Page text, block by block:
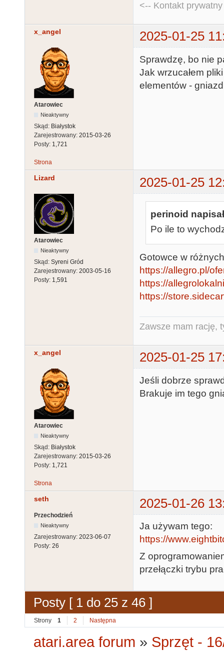
<-- Kontakt
x_angel 2025-01-25
Atarowiec
Nieaktywny
Skąd: Białystok
Zarejestrowany: 2015-03-26
Posty: 1,721
Sprawdzę, bo nie
Jak wrzucałem
elementów -
Strona
Lizard 2025-01-25
Atarowiec
Nieaktywny
Skąd: Syreni Gród
Zarejestrowany: 2003-05-16
Posty: 1,591
perinoid
Po ile to
Gotowce w
https://allegro.pl/
https://
https://
Zawsze mam rację,
x_angel 2025-01-25
Atarowiec
Nieaktywny
Skąd: Białystok
Zarejestrowany: 2015-03-26
Posty: 1,721
Jeśli dobrze
Brakuje im tego
Strona
seth 2025-01-26
Przechodzień
Nieaktywny
Zarejestrowany: 2023-06-07
Posty: 26
Ja używam tego:
https://
Z
przełączki trybu
Posty [ 1 do 25 z 46 ]
Strony 1 2 Następna
atari.area forum » Sprzęt -